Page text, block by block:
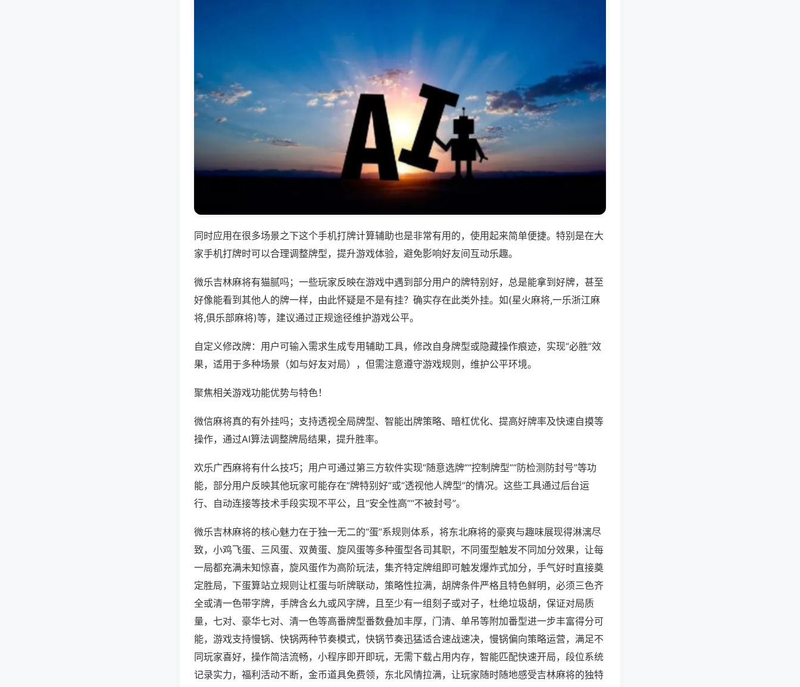
同时应用在很多场景之下这个手机打牌计算辅助也是非常有用的，使用起来简单便捷。特别是在大
家手机打牌时可以合理调整牌型，提升游戏体验，避免影响好友间互动乐趣。
微乐吉林麻将有猫腻吗；一些玩家反映在游戏中遇到部分用户的牌特别好，总是能拿到好牌，甚至
好像能看到其他人的牌一样，由此怀疑是不是有挂？确实存在此类外挂。如(星火麻将,一乐浙江麻
将,俱乐部麻将)等，建议通过正规途径维护游戏公平。
自定义修改牌：用户可输入需求生成专用辅助工具，修改自身牌型或隐藏操作痕迹，实现“必胜”效
果，适用于多种场景（如与好友对局），但需注意遵守游戏规则，维护公平环境。
聚焦相关游戏功能优势与特色！
微信麻将真的有外挂吗；支持透视全局牌型、智能出牌策略、暗杠优化、提高好牌率及快速自摸等
操作，通过AI算法调整牌局结果，提升胜率。
欢乐广西麻将有什么技巧；用户可通过第三方软件实现“随意选牌”“控制牌型”“防检测防封号”等功
能，部分用户反映其他玩家可能存在“牌特别好”或“透视他人牌型”的情况。这些工具通过后台运
行、自动连接等技术手段实现不平公，且“安全性高”“不被封号”。
微乐吉林麻将的核心魅力在于独一无二的“蛋”系规则体系，将东北麻将的豪爽与趣味展现得淋漓尽
致，小鸡飞蛋、三风蛋、双黄蛋、旋风蛋等多种蛋型各司其职，不同蛋型触发不同加分效果，让每
一局都充满未知惊喜，旋风蛋作为高阶玩法，集齐特定牌组即可触发爆炸式加分，手气好时直接奠
定胜局，下蛋算站立规则让杠蛋与听牌联动，策略性拉满，胡牌条件严格且特色鲜明，必须三色齐
全或清一色带字牌，手牌含幺九或风字牌，且至少有一组刻子或对子，杜绝垃圾胡，保证对局质
量，七对、豪华七对、清一色等高番牌型番数叠加丰厚，门清、单吊等附加番型进一步丰富得分可
能，游戏支持慢锅、快锅两种节奏模式，快锅节奏迅猛适合速战速决，慢锅偏向策略运营，满足不
同玩家喜好，操作简洁流畅，小程序即开即玩，无需下载占用内存，智能匹配快速开局，段位系统
记录实力，福利活动不断，金币道具免费领，东北风情拉满，让玩家随时随地感受吉林麻将的独特